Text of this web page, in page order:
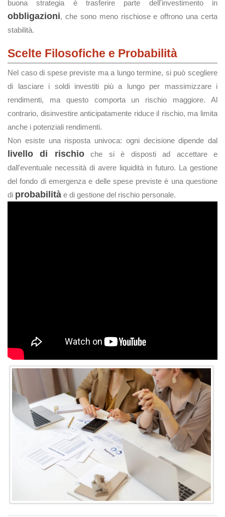
buona strategia è trasferire parte dell'investimento in
obbligazioni, che sono meno rischiose e offrono una certa
stabilità.
Scelte Filosofiche e Probabilità
Nel caso di spese previste ma a lungo termine, si può scegliere
di lasciare i soldi investiti più a lungo per massimizzare i
rendimenti, ma questo comporta un rischio maggiore. Al
contrario, disinvestire anticipatamente riduce il rischio, ma limita
anche i potenziali rendimenti.
Non esiste una risposta univoca: ogni decisione dipende dal
livello di rischioche si è disposti ad accettare e
dall'eventuale necessità di avere liquidità in futuro. La gestione
del fondo di emergenza e delle spese previste è una questione
di probabilità e di gestione del rischio personale.